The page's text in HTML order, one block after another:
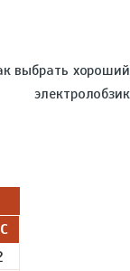
выбрать хороший
электролобзик